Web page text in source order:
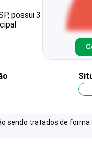
possui 3
sendo tratados de